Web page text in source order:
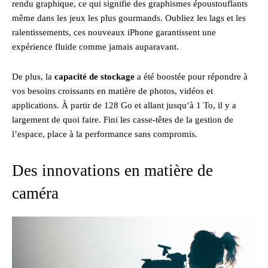
rendu graphique, ce qui signifie des graphismes époustouflants
même dans les jeux les plus gourmands. Oubliez les lags et les
ralentissements, ces nouveaux iPhone garantissent une
expérience fluide comme jamais auparavant.
De plus, la capacité de stockage a été boostée pour répondre à
vos besoins croissants en matière de photos, vidéos et
applications. À partir de 128 Go et allant jusqu’à 1 To, il y a
largement de quoi faire. Fini les casse-têtes de la gestion de
l’espace, place à la performance sans compromis.
Des innovations en matière de
caméra